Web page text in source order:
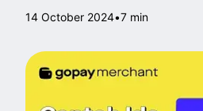
14 October 2024•7 min